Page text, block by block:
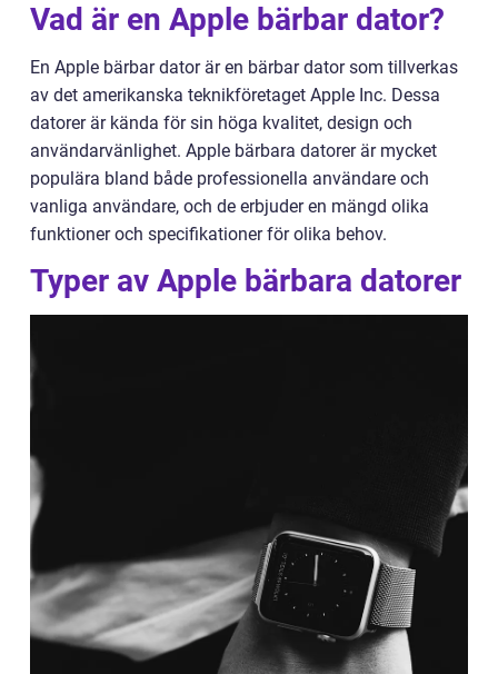
Vad är en Apple bärbar dator?
En Apple bärbar dator är en bärbar dator som tillverkas
av det amerikanska teknikföretaget Apple Inc. Dessa
datorer är kända för sin höga kvalitet, design och
användarvänlighet. Apple bärbara datorer är mycket
populära bland både professionella användare och
vanliga användare, och de erbjuder en mängd olika
funktioner och specifikationer för olika behov.
Typer av Apple bärbara datorer